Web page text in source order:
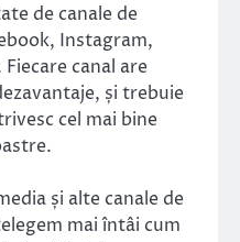
de canale de
Instagram,
canal are
și trebuie
cel mai bine
și alte canale de
mai întâi cum